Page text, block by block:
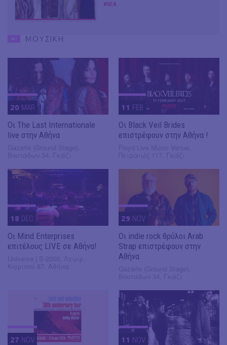
#ΝΕΑ
ΜΟΥΣΙΚΗ
20 MAR
Οι The Last Internationale
live στην Αθήνα
11 FEB
Οι Black Veil Brides
επιστρέφουν στην Αθήνα !
18 DEC
Οι Mind Enterprises
επιτέλους LIVE σε Αθήνα!
29 NOV
Οι indie rock θρύλοι Arab
Strap επιστρέφουν στην
Αθήνα
27 NOV 11 NOV